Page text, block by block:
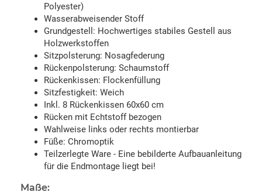
Polyester)
Wasserabweisender Stoff
Grundgestell: Hochwertiges stabiles Gestell aus
Holzwerkstoffen
Sitzpolsterung: Nosagfederung
Rückenpolsterung: Schaumstoff
Rückenkissen: Flockenfüllung
Sitzfestigkeit: Weich
Inkl. 8 Rückenkissen 60x60 cm
Rücken mit Echtstoff bezogen
Wahlweise links oder rechts montierbar
Füße: Chromoptik
Teilzerlegte Ware - Eine bebilderte Aufbauanleitung
für die Endmontage liegt bei!
Maße: